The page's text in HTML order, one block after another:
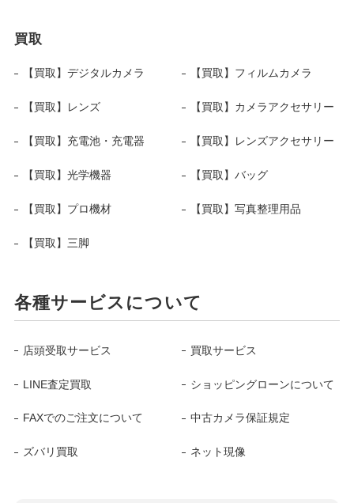
買取
【買取】デジタルカメラ 【買取】フィルムカメラ
【買取】レンズ 【買取】カメラアクセサリー
【買取】充電池・充電器 【買取】レンズアクセサリー
【買取】光学機器 【買取】バッグ
【買取】プロ機材 【買取】写真整理用品
【買取】三脚
各種サービスについて
店頭受取サービス 買取サービス
LINE査定買取 ショッピングローンについて
FAXでのご注文について 中古カメラ保証規定
ズバリ買取 ネット現像